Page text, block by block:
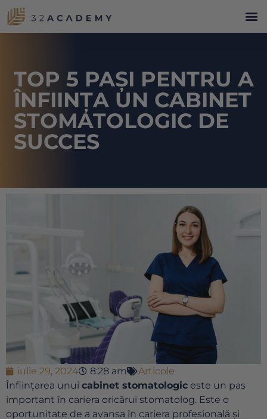
TOP 5 PAȘI PENTRU A
ÎNFIINȚA UN CABINET
STOMATOLOGIC DE
SUCCES
iulie 29, 2024 8:28 am
Articole
Înființarea unui cabinet stomatologic este un pas
important în cariera oricărui stomatolog. Este o
oportunitate de a avansa în cariera profesională și